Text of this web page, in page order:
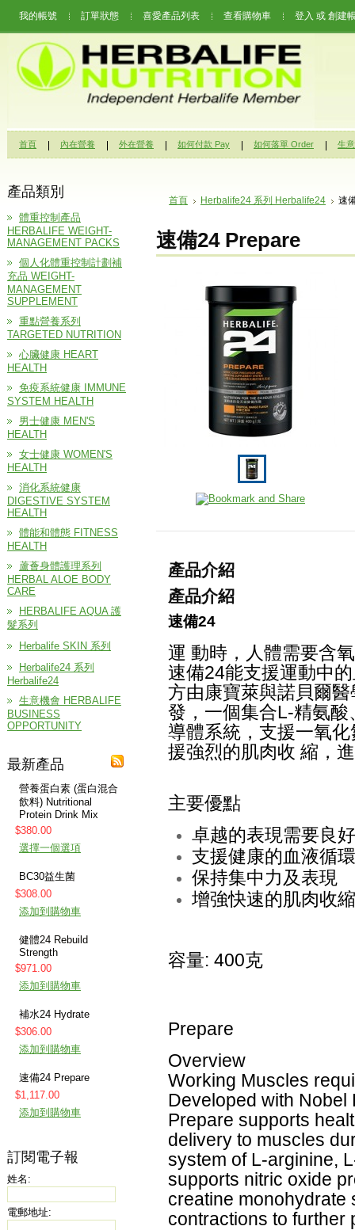
我的帳號 訂單狀態 喜愛產品列表 查看購物車 登入 或 創建
首頁 內在營養 外在營養 如何付款 Pay 如何落單 Order 生
產品類別
體重控制產品
HERBALIFE WEIGHT-
MANAGEMENT PACKS
個人化體重控制計劃補
充品 WEIGHT-
MANAGEMENT
SUPPLEMENT
重點營養系列
TARGETED NUTRITION
心臟健康 HEART
HEALTH
免疫系統健康 IMMUNE
SYSTEM HEALTH
男士健康 MEN'S
HEALTH
女士健康 WOMEN'S
HEALTH
消化系統健康
DIGESTIVE SYSTEM
HEALTH
體能和體態 FITNESS
HEALTH
蘆薈身體護理系列
HERBAL ALOE BODY
CARE
HERBALIFE AQUA 護
髮系列
Herbalife SKIN 系列
Herbalife24 系列
Herbalife24
生意機會 HERBALIFE
BUSINESS
OPPORTUNITY
最新產品
營養蛋白素 (蛋白混合
飲料) Nutritional
Protein Drink Mix
$380.00
選擇一個選項
BC30益生菌
$308.00
添加到購物車
健體24 Rebuild
Strength
$971.00
添加到購物車
補水24 Hydrate
$306.00
添加到購物車
速備24 Prepare
$1,117.00
添加到購物車
訂閱電子報
姓名:
電郵地址:
首頁 Herbalife24 系列 Herbalife24 速
速備24 Prepare
產品介紹
產品介紹
速備24
運 動時，人體需要含
速備24能支援運動中
方由康寶萊與諾貝爾
發，一個集合L-精氨
導體系統，支援一氧
援強烈的肌肉收 縮，
主要優點
卓越的表現需要良
支援健康的血液循環
保持集中力及表現
增強快速的肌肉收縮
容量: 400克
Prepare
Overview
Working Muscles
Developed with Nobel
Prepare supports
delivery to muscles
system of L-arginine,
supports nitric oxide
creatine monohydrate
contractions to further